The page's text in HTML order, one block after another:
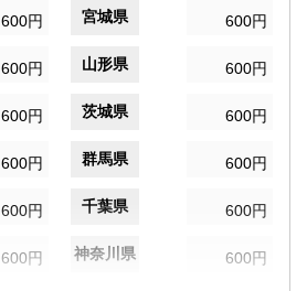
600円 宮城県 600円
600円 山形県 600円
600円 茨城県 600円
600円 群馬県 600円
600円 千葉県 600円
600円 神奈川県 600円